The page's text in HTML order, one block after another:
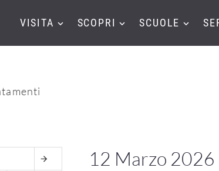
VISITA SCOPRI SCUOLE
12 Marzo 2026